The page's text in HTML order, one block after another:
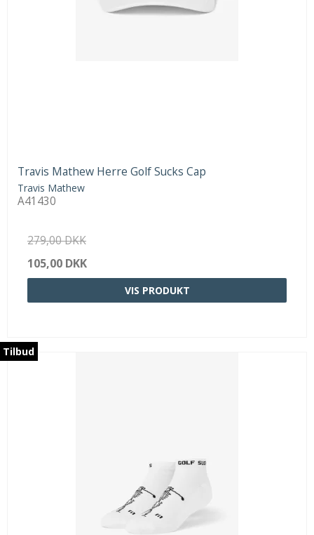
Travis Mathew Herre Golf Sucks Cap
Travis Mathew
A41430
279,00 DKK
105,00 DKK
VIS PRODUKT
Tilbud